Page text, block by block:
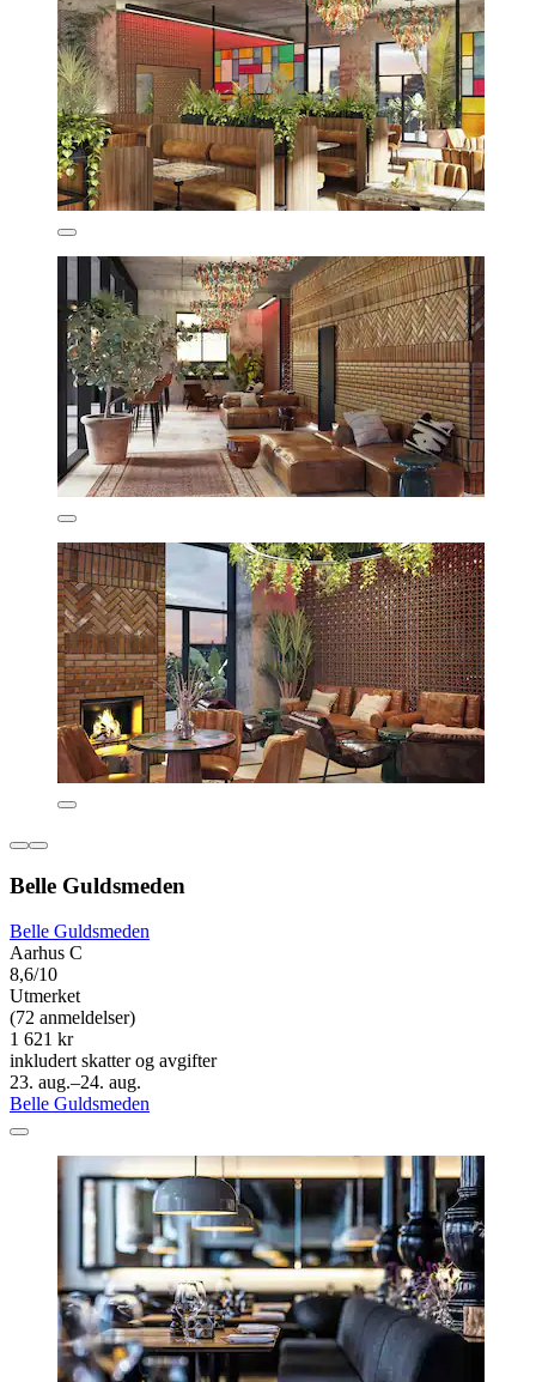
Belle Guldsmeden
Belle Guldsmeden
Aarhus C
8,6/10
Utmerket
(72 anmeldelser)
1 621 kr
inkludert skatter og avgifter
23. aug.–24. aug.
Belle Guldsmeden